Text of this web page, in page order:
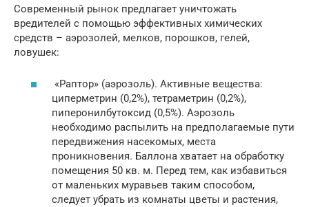
Современный рынок предлагает уничтожать
вредителей с помощью эффективных химических
средств – аэрозолей, мелков, порошков, гелей,
ловушек:
«Раптор» (аэрозоль). Активные вещества:
циперметрин (0,2%), тетраметрин (0,2%),
пиперонилбутоксид (0,5%). Аэрозоль
необходимо распылить на предполагаемые пути
передвижения насекомых, места
проникновения. Баллона хватает на обработку
помещения 50 кв. м. Перед тем, как избавиться
от маленьких муравьев таким способом,
следует убрать из комнаты цветы и растения,